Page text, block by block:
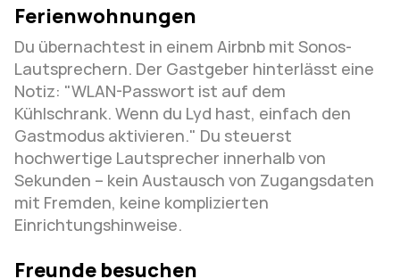
Ferienwohnungen
Du übernachtest in einem Airbnb mit Sonos-
Lautsprechern. Der Gastgeber hinterlässt eine
Notiz: "WLAN-Passwort ist auf dem
Kühlschrank. Wenn du Lyd hast, einfach den
Gastmodus aktivieren." Du steuerst
hochwertige Lautsprecher innerhalb von
Sekunden – kein Austausch von Zugangsdaten
mit Fremden, keine komplizierten
Einrichtungshinweise.
Freunde besuchen